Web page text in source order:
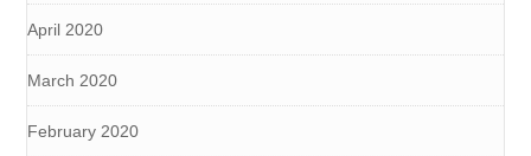
April 2020
March 2020
February 2020